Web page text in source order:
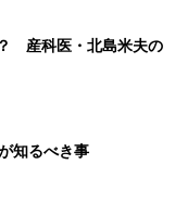
産科医・北島米夫の
知るべき事